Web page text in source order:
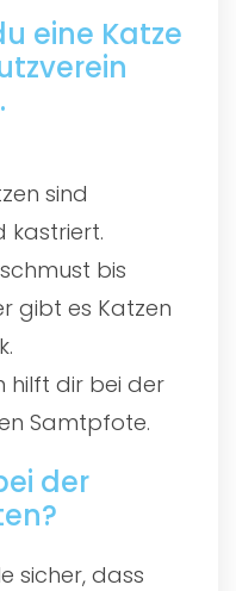
eine Katze
sind
kastriert.
bis
gibt es Katzen
hilft dir bei der
Samtpfote.
der
sicher, dass